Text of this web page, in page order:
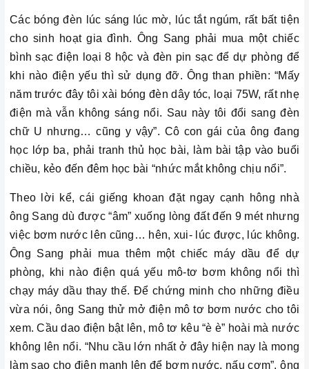
Các bóng đèn lúc sáng lúc mờ, lúc tắt ngúm, rất bất tiện
cho sinh hoạt gia đình. Ông Sang phải mua một chiếc
bình sạc điện loại 8 hộc và đèn pin sạc để dự phòng để
khi nào điện yếu thì sử dụng đỡ. Ông than phiền: “Mấy
năm trước đây tôi xài bóng đèn dây tóc, loại 75W, rất nhẹ
điện mà vẫn không sáng nổi. Sau này tôi đổi sang đèn
chữ U nhưng… cũng y vậy”. Cô con gái của ông đang
học lớp ba, phải tranh thủ học bài, làm bài tập vào buổi
chiều, kẻo đến đêm học bài “nhức mắt không chịu nổi”.
Theo lời kể, cái giếng khoan đặt ngay cạnh hông nhà
ông Sang dù được “âm” xuống lòng đất đến 9 mét nhưng
việc bơm nước lên cũng… hên, xui- lúc được, lúc không.
Ông Sang phải mua thêm một chiếc máy dầu để dự
phòng, khi nào điện quá yếu mô-tơ bơm không nổi thì
chạy máy dầu thay thế. Để chứng minh cho những điều
vừa nói, ông Sang thử mở điện mô tơ bơm nước cho tôi
xem. Cầu dao điện bật lên, mô tơ kêu “è è” hoài mà nước
không lên nổi. “Nhu cầu lớn nhất ở đây hiện nay là mong
làm sao cho điện mạnh lên để bơm nước, nấu cơm”, ông